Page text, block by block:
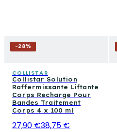
-28%
COLLISTAR
Collistar Solution
Raffermissante Liftante
Corps Recharge Pour
Bandes Traitement
Corps 4 x 100 ml
27,90 €38,75 €